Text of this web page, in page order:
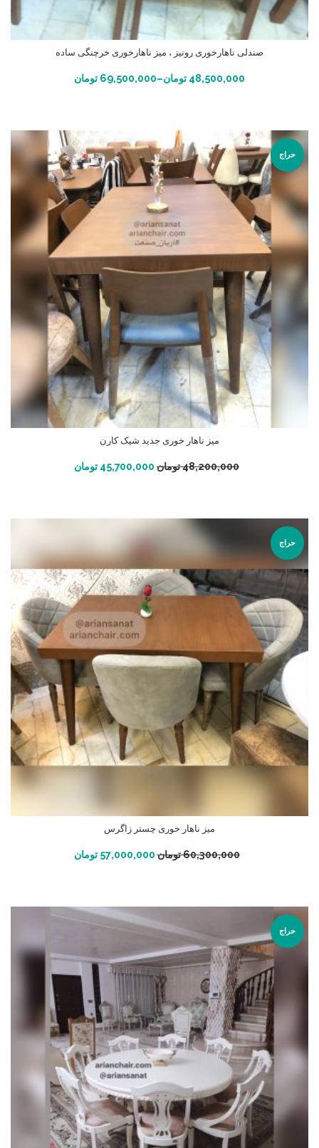
صندلی ناهارخوری رونیز ، میز ناهارخوری خرچنگی ساده
48,500,000 تومان–
69,500,000 تومان انتخاب گزینه ها
حراج
میز ناهار خوری جدید شیک کارن
48,200,000تومان 45,700,000 تومان افزودن به سبد خرید
حراج
میز ناهار خوری چستر زاگرس
60,300,000تومان 57,000,000 تومان افزودن به سبد خرید
حراج